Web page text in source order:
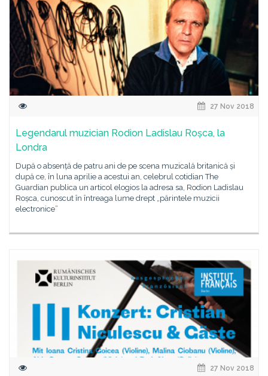
27 Nov 2018
Legendarul muzician Rodion Ladislau Roșca, la
Londra
După o absență de patru ani de pe scena muzicală britanică și
după ce, în luna aprilie a acestui an, celebrul cotidian The
Guardian publica un articol elogios la adresa sa, Rodion Ladislau
Roșca, cunoscut în întreaga lume drept „părintele muzicii
electronice”
27 Nov 2018